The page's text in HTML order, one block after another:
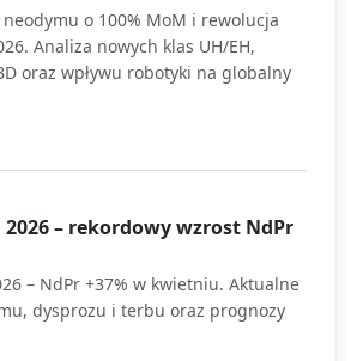
neodymu o 100% MoM i rewolucja
Analiza nowych klas UH/EH,
oraz wpływu robotyki na globalny
– rekordowy wzrost NdPr
– NdPr +37% w kwietniu. Aktualne
dysprozu i terbu oraz prognozy